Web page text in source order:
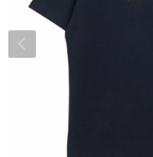
7.7inch
7.8inch
56mm
ー）
ボーンズ XF（エックスフォ
ボーンズ STF（エスティー
パウエルペラルタ DF（ド
ベアリング
デッキテープ
パーツ・その他
24cm
インソール
シューレース・その他
トレーナー・セーター
ショーツ
長袖ボタンシャツ
ブランド紹介
INFO
求人情報
プライバシーポリシー